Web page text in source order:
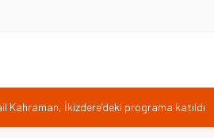
Havalimanı Eylülde Açılıyor, Kuzey Çevre
aracındayken otomobilin çarptığı emekli